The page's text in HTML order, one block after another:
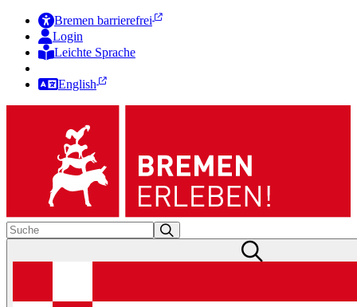
Bremen barrierefrei
Login
Leichte Sprache
English